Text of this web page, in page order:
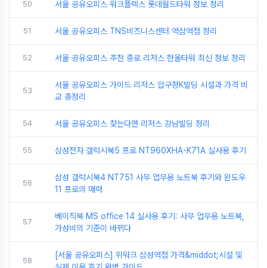
50 서울 공유오피스 워크플렉스 롯데월드타워 정보 정리
51 서울 공유오피스 TNS비즈니스센터 역삼역점 정리
52 서울 공유오피스 추천 종로 리저스 한올타워 최신 정보 정리
53
서울 공유오피스 가이드 리저스 압구정K빌딩 시설과 가격 비
교 총정리
54 서울 공유오피스 찾는다면 리저스 강남빌딩 정리
55 삼성전자 갤럭시북5 프로 NT960XHA-K71A 실사용 후기
56
삼성 갤럭시북4 NT751 사무 업무용 노트북 후기와 윈도우
11 프로의 매력
57
베이직북 MS office 14 실사용 후기: 사무 업무용 노트북,
가성비의 기준이 바뀌다
58
[서울 공유오피스] 위워크 삼성역점 가격&middot;시설 및